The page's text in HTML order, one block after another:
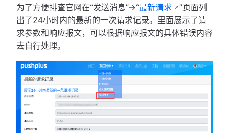
为了方便排查官网在“发送消息”->“最新请求
”页面列
出了24小时内的最新的一次请求记录。里面展示了请
求参数和响应报文，可以根据响应报文的具体错误内容
去自行处理。